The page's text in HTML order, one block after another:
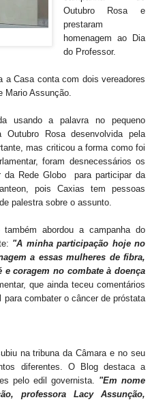
Outubro Rosa e
prestaram
homenagem ao Dia
do Professor.
a Casa conta com dois vereadores
Mario Assunção.
usando a palavra no pequeno
Rosa desenvolvida pela
mas criticou a forma como foi
foram desnecessários os
da Rede Globo para participar da
pois Caxias tem pessoas
palestra sobre o assunto.
abordou a campanha do
"A minha participação hoje no
a essas mulheres de fibra,
coragem no combate à doença
que ainda teceu comentários
combater o câncer de próstata
na tribuna da Câmara e no seu
diferentes. O Blog destaca a
pelo edil governista. "Em nome
professora Lacy Assunção,